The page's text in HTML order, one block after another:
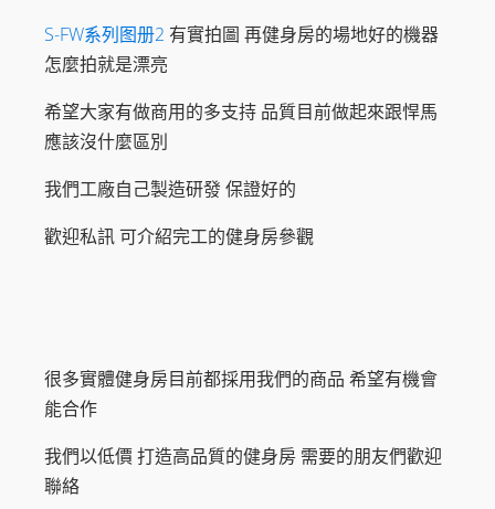
S-FW系列图册2 有實拍圖 再健身房的場地好的機器
怎麼拍就是漂亮
希望大家有做商用的多支持 品質目前做起來跟悍馬
應該沒什麼區別
我們工廠自己製造研發 保證好的
歡迎私訊 可介紹完工的健身房參觀
很多實體健身房目前都採用我們的商品 希望有機會
能合作
我們以低價 打造高品質的健身房 需要的朋友們歡迎
聯絡